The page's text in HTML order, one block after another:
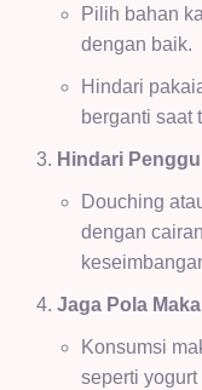
Pilih bahan
dengan baik.
Hindari
berganti saat
Hindari
Douching
dengan
Jaga Pola
Konsumsi
seperti